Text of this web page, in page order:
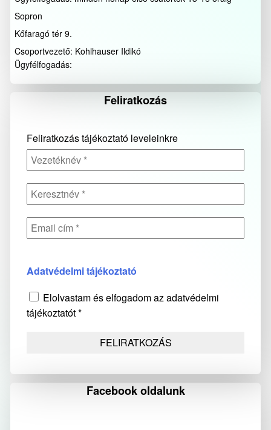
Sopron
Kőfaragó tér 9.
Csoportvezető: Kohlhauser Ildikó
Ügyfélfogadás:
Feliratkozás
Feliratkozás tájékoztató leveleinkre
Adatvédelmi tájékoztató
Elolvastam és elfogadom az adatvédelmi
tájékoztatót *
Facebook oldalunk